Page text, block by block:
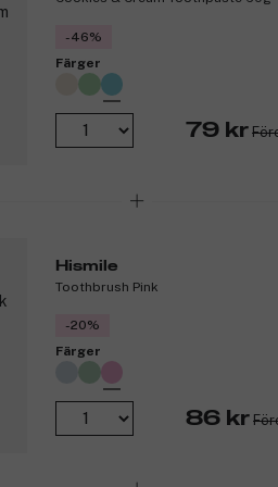
-46%
Färger
79 kr
Hismile
Toothbrush Pink
-20%
Färger
86 kr